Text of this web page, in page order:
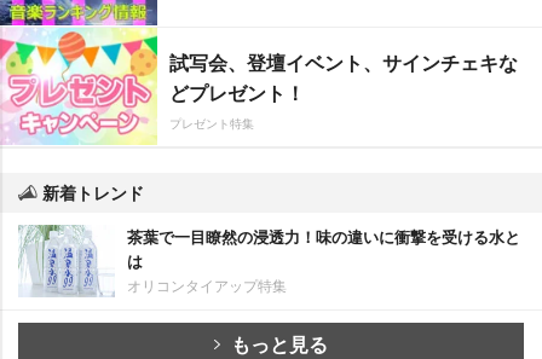
試写会、登壇イベント、サインチェキな
どプレゼント！
プレゼント特集
新着トレンド
茶葉で一目瞭然の浸透力！味の違いに衝撃を受ける水と
は
オリコンタイアップ特集
もっと見る